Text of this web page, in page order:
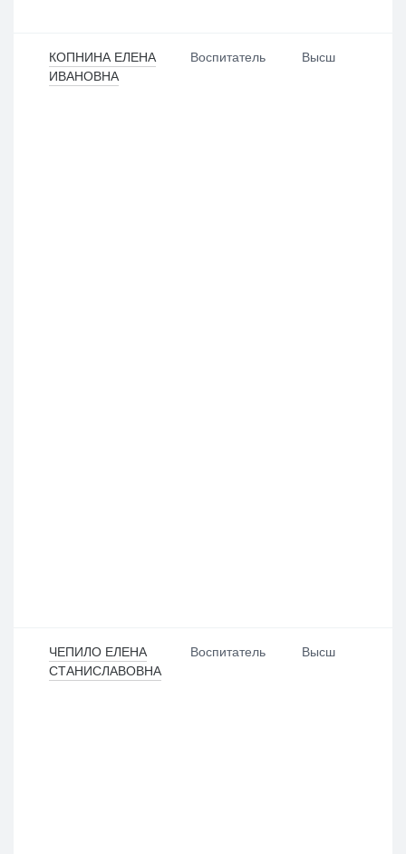
КОПНИНА ЕЛЕНА
ИВАНОВНА
Воспитатель Высш
ЧЕПИЛО ЕЛЕНА
СТАНИСЛАВОВНА
Воспитатель Высш